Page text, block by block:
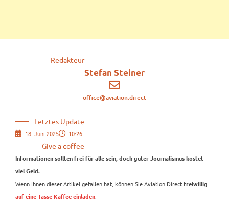
Redakteur
Stefan Steiner
office@aviation.direct
Letztes Update
18. Juni 2025 10:26
Give a coffee
Informationen sollten frei für alle sein, doch guter Journalismus kostet
viel Geld.
Wenn Ihnen dieser Artikel gefallen hat, können Sie Aviation.Direct freiwillig
auf eine Tasse Kaffee einladen.